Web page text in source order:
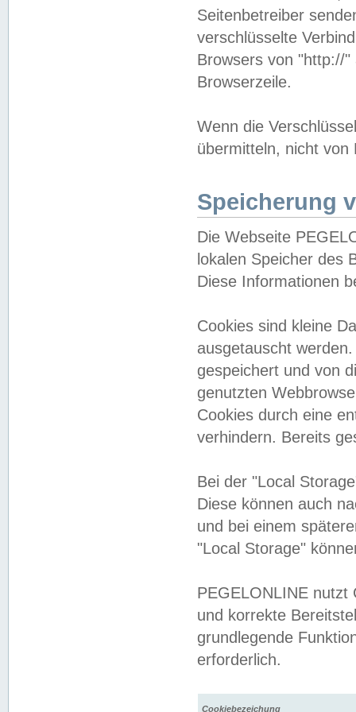
Seitenbetreiber
verschlüsselte
Browsers von "http://
Browserzeile.
Wenn die
übermitteln, nicht von
Speicherung
Die Webseite
lokalen Speicher des
Diese Informationen
Cookies sind kleine
ausgetauscht
gespeichert und von
genutzten
Cookies durch eine
verhindern. Bereits
Bei der "Local
Diese können auch
und bei einem
"Local Storage"
PEGELONLINE nutzt
und korrekte
grundlegende
erforderlich.
Cookiebezeichung